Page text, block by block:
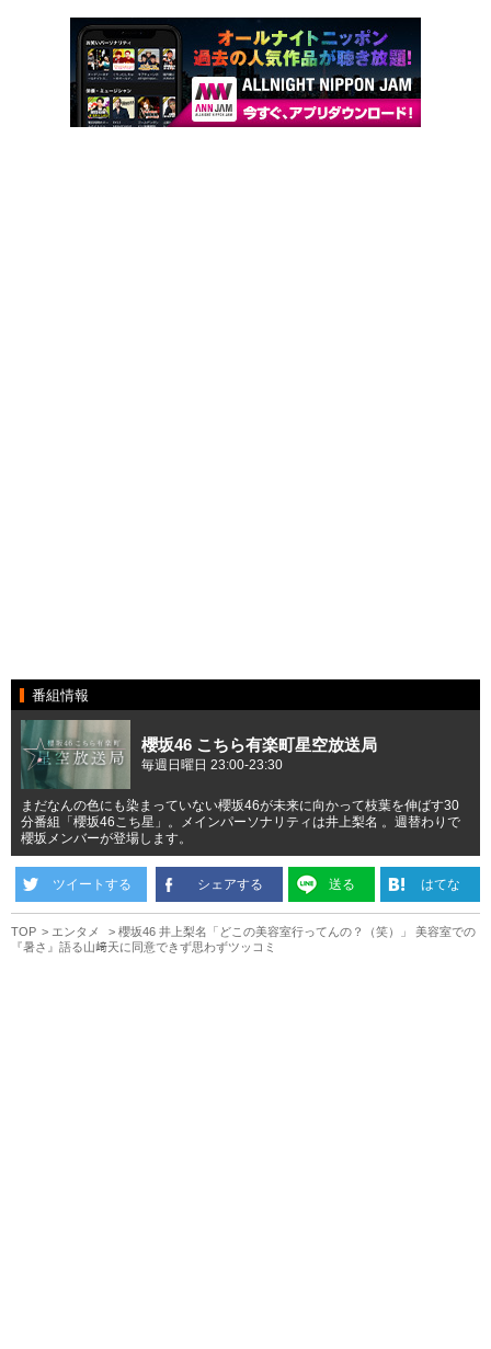
番組情報
櫻坂46 こちら有楽町星空放送局
毎週日曜日 23:00-23:30
まだなんの色にも染まっていない櫻坂46が未来に向かって枝葉を伸ばす30
分番組「櫻坂46こち星」。メインパーソナリティは井上梨名 。週替わりで
櫻坂メンバーが登場します。
ツイートする シェアする 送る はてな
TOP エンタメ
櫻坂46 井上梨名「どこの美容室行ってんの？（笑）」 美容室での
『暑さ』語る山﨑天に同意できず思わずツッコミ